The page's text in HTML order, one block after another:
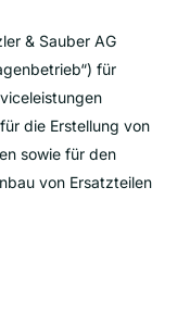
& Sauber AG
für
die Erstellung von
sowie für den
von Ersatzteilen